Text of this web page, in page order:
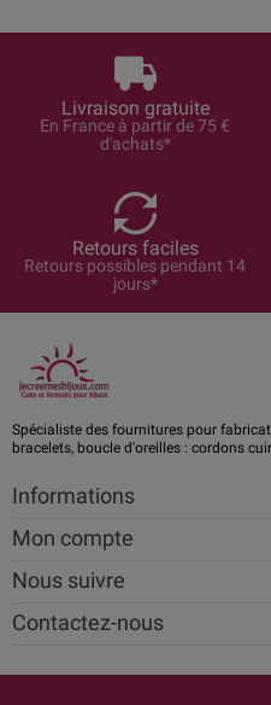
Livraison gratuite
En France à partir de 75 €
d'achats*
Retours faciles
Retours possibles pendant 14
jours*
Spécialiste des fournitures pour
bracelets, boucle d'oreilles : cordons
Informations
Mon compte
Nous suivre
Contactez-nous